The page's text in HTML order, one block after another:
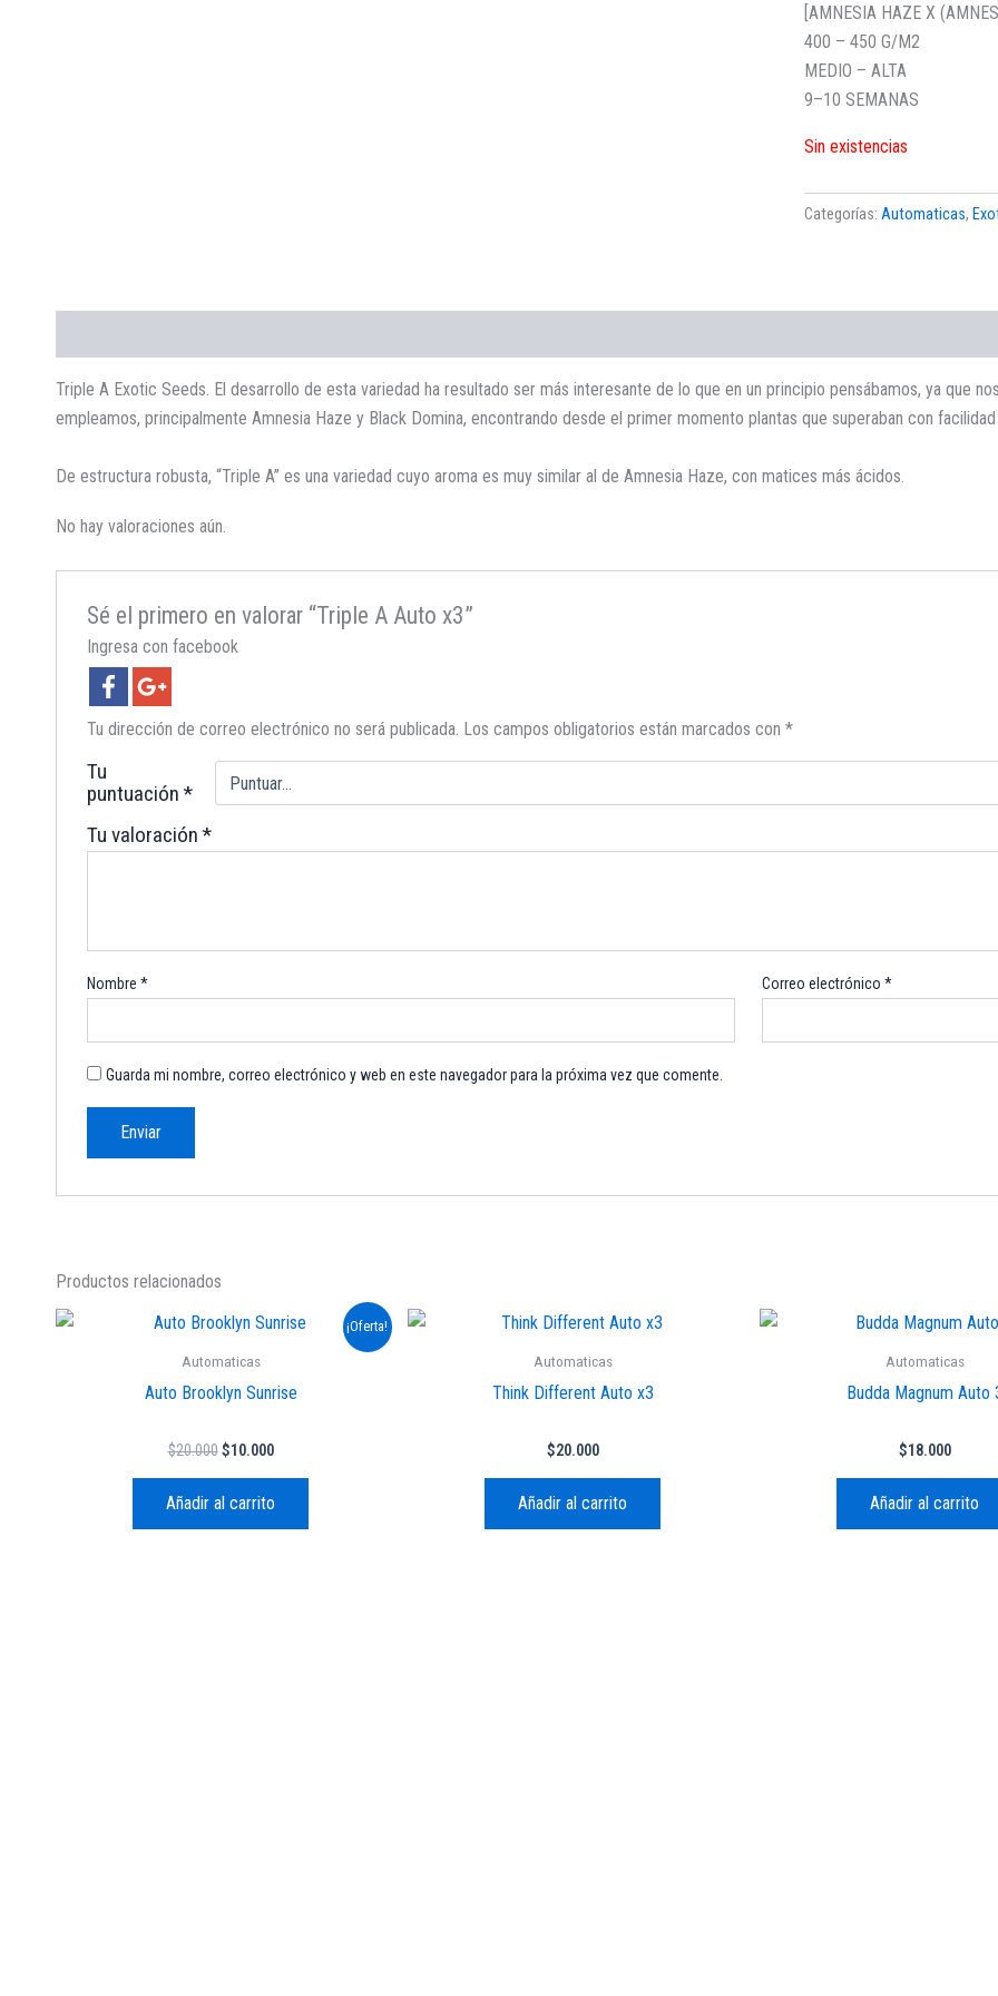
[AMNESIA HAZE X
400 – 450 G/M2
MEDIO – ALTA
9–10 SEMANAS
Sin existencias
Categorías: Automaticas,
Triple A Exotic Seeds. El desarrollo de esta variedad ha resultado ser más interesante de lo que en un principio pensábamos, ya que
empleamos, principalmente Amnesia Haze y Black Domina, encontrando desde el primer momento plantas que superaban con
De estructura robusta, “Triple A” es una variedad cuyo aroma es muy similar al de Amnesia Haze, con matices más ácidos.
No hay valoraciones aún.
Sé el primero en valorar “Triple A Auto x3”
Ingresa con facebook
Tu dirección de correo electrónico no será publicada. Los campos obligatorios están marcados con *
Tu
puntuación *
Tu valoración *
Nombre * Correo electrónico *
Guarda mi nombre, correo electrónico y web en este navegador para la próxima vez que comente.
Productos relacionados
¡Oferta!
Automaticas
Auto Brooklyn Sunrise
$20.000
El
precio
original
$20.000.
$10.000
El
$10.000.
Añadir al carrito
Automaticas
Think Different Auto x3
$20.000
Añadir al carrito
Automaticas
Budda Magnum Auto
$18.000
Añadir al carrito